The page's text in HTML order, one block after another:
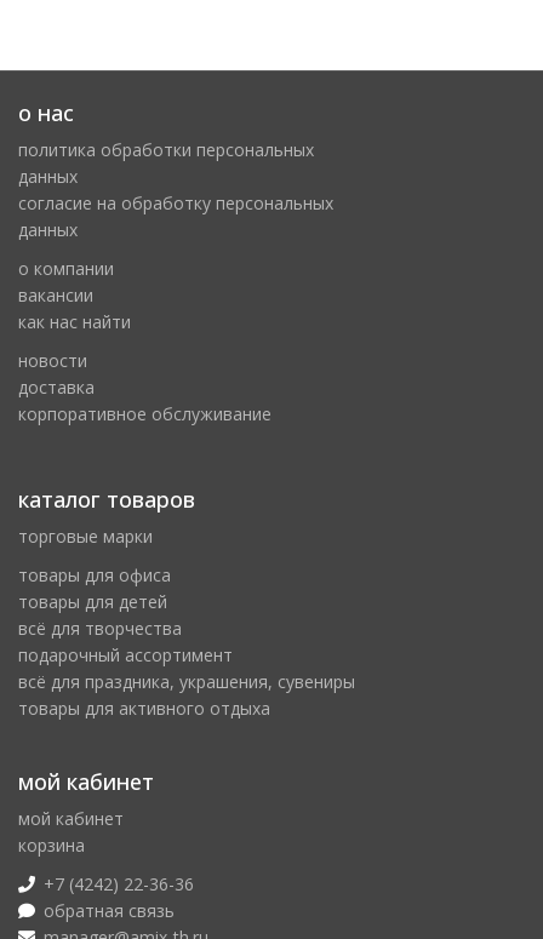
о нас
политика обработки персональных
данных
cогласие на обработку персональных
данных
о компании
вакансии
как нас найти
новости
доставка
корпоративное обслуживание
каталог товаров
торговые марки
товары для офиса
товары для детей
всё для творчества
подарочный ассортимент
всё для праздника, украшения, сувениры
товары для активного отдыха
мой кабинет
мой кабинет
корзина
+7 (4242) 22-36-36
обратная связь